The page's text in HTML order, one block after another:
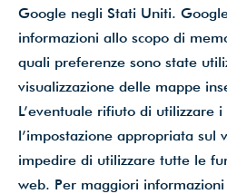
Google negli Stati Uniti.
informazioni allo scopo di
quali preferenze sono state
visualizzazione delle mappe
L’eventuale rifiuto di utilizzare
l’impostazione appropriata sul
impedire di utilizzare tutte le
web. Per maggiori informazioni